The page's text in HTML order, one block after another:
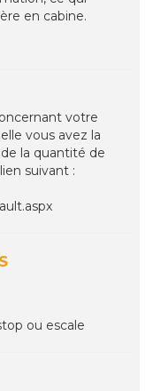
en cabine.
votre
vous avez la
la quantité de
suivant :
ou escale